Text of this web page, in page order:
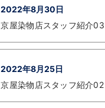
2022年8月30日
京屋染物店スタッフ紹介03
2022年8月25日
京屋染物店スタッフ紹介02